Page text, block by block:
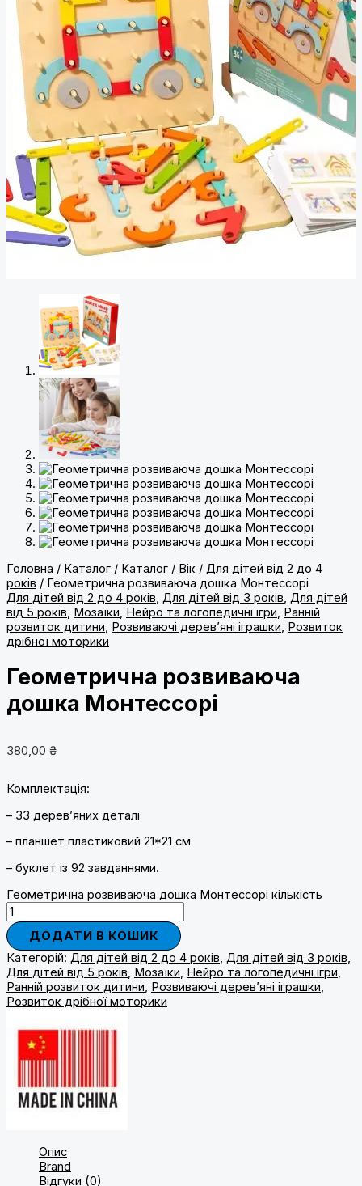
Головна / Каталог / Каталог / Вік / Для дітей від 2 до 4
років / Геометрична розвиваюча дошка Монтессорі
Для дітей від 2 до 4 років, Для дітей від 3 років, Для дітей
від 5 років, Мозаїки, Нейро та логопедичні ігри, Ранній
розвиток дитини, Розвиваючі дерев’яні іграшки, Розвиток
дрібної моторики
Геометрична розвиваюча
дошка Монтессорі
380,00 ₴
Комплектація:
– 33 деревʼяних деталі
– планшет пластиковий 21*21 см
– буклет із 92 завданнями.
Геометрична розвиваюча дошка Монтессорі кількість
ДОДАТИ В КОШИК
Категорій: Для дітей від 2 до 4 років Для дітей від 3 років
Для дітей від 5 років Мозаїки Нейро та логопедичні ігри
Ранній розвиток дитини Розвиваючі дерев’яні іграшки
Розвиток дрібної моторики
Опис
Brand
Відгуки (0)